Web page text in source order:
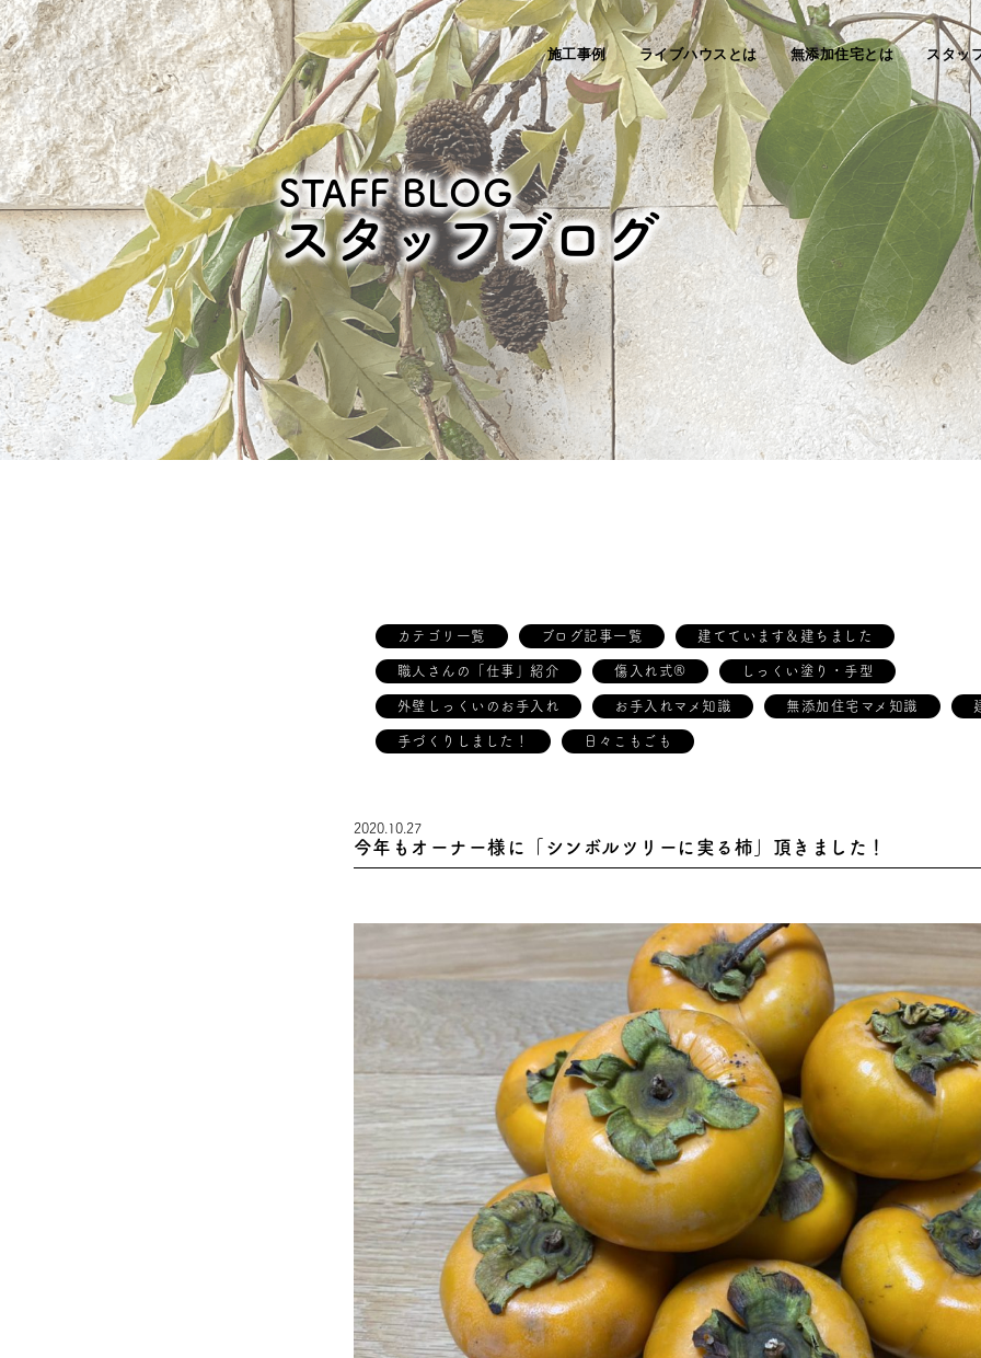
施工事例 ライブハウスとは 無添加住宅とは スタッ
STAFF BLOG
スタッフブログ
カテゴリ一覧 ブログ記事一覧 建てています＆建ちました
職人さんの「仕事」紹介 傷入れ式® しっくい塗り・手型
外壁しっくいのお手入れ お手入れマメ知識 無添加住宅マメ知識
手づくりしました！ 日々こもごも
2020.10.27
今年もオーナー様に「シンボルツリーに実る柿」頂きました！